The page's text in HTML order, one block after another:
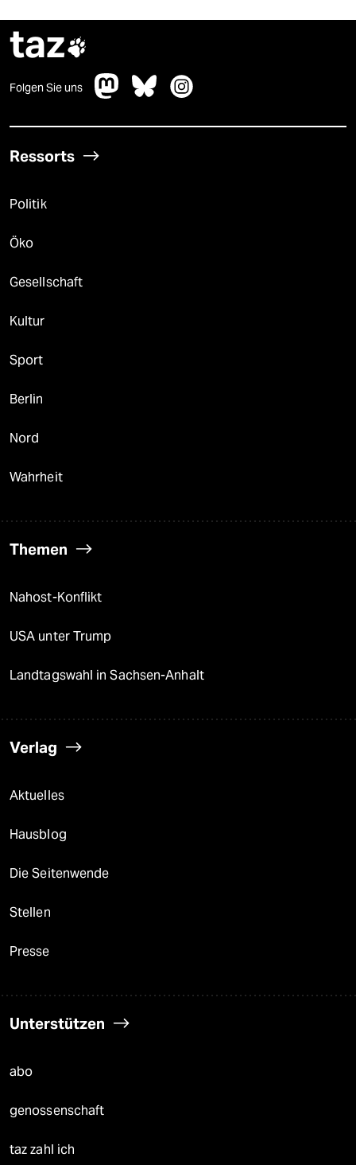
taz
Folgen Sie uns
Ressorts
Politik
Öko
Gesellschaft
Kultur
Sport
Berlin
Nord
Wahrheit
Themen
Nahost-Konflikt
USA unter Trump
Landtagswahl in Sachsen-Anhalt
Verlag
Aktuelles
Hausblog
Die Seitenwende
Stellen
Presse
Unterstützen
abo
genossenschaft
taz zahl ich